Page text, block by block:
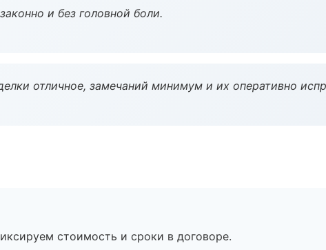
и без головной боли.
отличное, замечаний минимум и их оперативно
стоимость и сроки в договоре.